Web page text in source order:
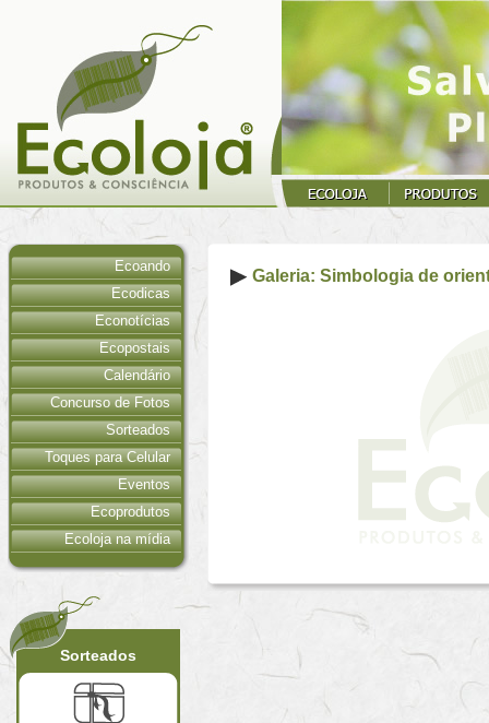
Ecoando
Ecodicas
Econotícias
Ecopostais
Calendário
Concurso de Fotos
Sorteados
Toques para Celular
Eventos
Ecoprodutos
Ecoloja na mídia
Sorteados
Galeria: Simbologia de